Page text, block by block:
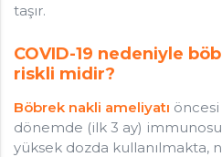
taşır.
COVID-19 nedeniyle
riskli midir?
Böbrek nakli ameliyatı öncesi
dönemde (ilk 3 ay)
yüksek dozda kullanılmakta,